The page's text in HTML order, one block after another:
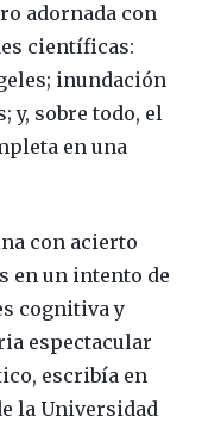
adornada con
científicas:
inundación
y, sobre todo, el
en una
con acierto
en un intento de
cognitiva y
espectacular
escribía en
la Universidad